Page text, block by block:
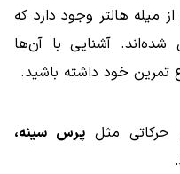
میله هالتر وجود دارد که
آشنایی با آن‌ها
تمرین خود داشته باشید.
حرکاتی مثلپرس سینه،